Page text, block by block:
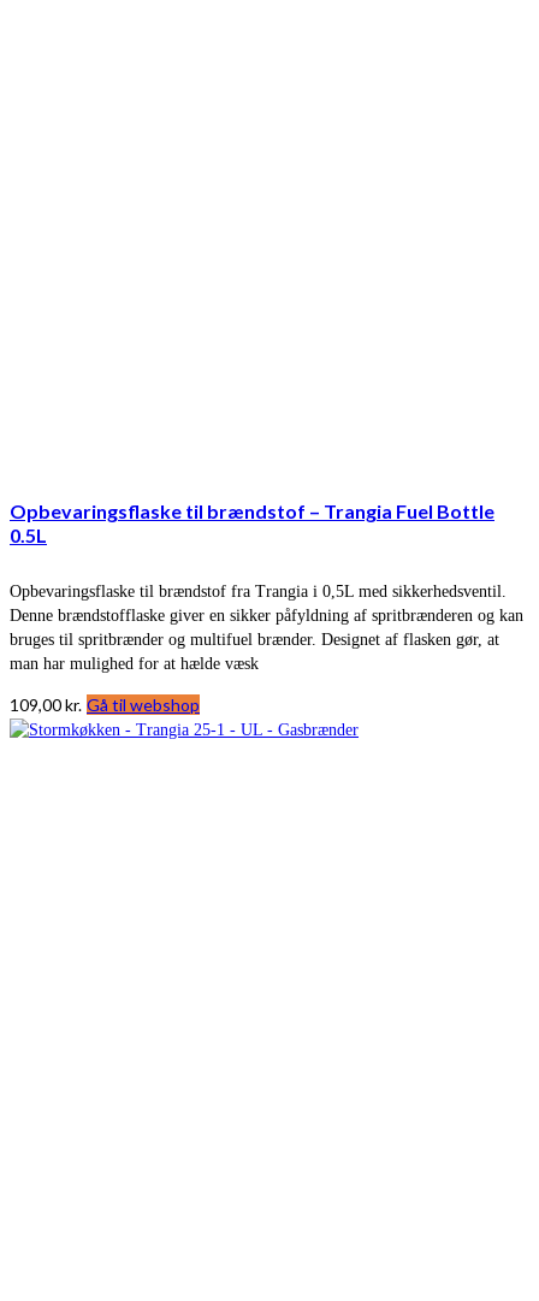
Opbevaringsflaske til brændstof – Trangia Fuel Bottle
0.5L
Opbevaringsflaske til brændstof fra Trangia i 0,5L med sikkerhedsventil.
Denne brændstofflaske giver en sikker påfyldning af spritbrænderen og kan
bruges til spritbrænder og multifuel brænder. Designet af flasken gør, at
man har mulighed for at hælde væsk
109,00kr. Gå til webshop